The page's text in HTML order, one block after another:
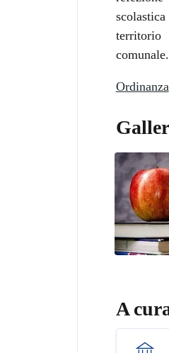
territorio
comunale.
Ordinanza
A